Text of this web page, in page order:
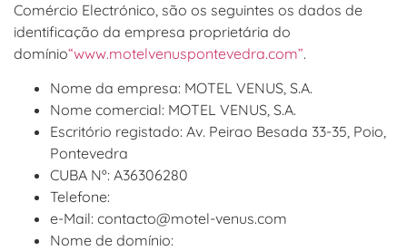
Comércio Electrónico, são os seguintes os dados de
identificação da empresa proprietária do
domínio“www.motelvenuspontevedra.com”.
Nome da empresa: MOTEL VENUS, S.A.
Nome comercial: MOTEL VENUS, S.A.
Escritório registado: Av. Peirao Besada 33-35, Poio,
Pontevedra
CUBA Nº: A36306280
Telefone:
e-Mail: contacto@motel-venus.com
Nome de domínio: